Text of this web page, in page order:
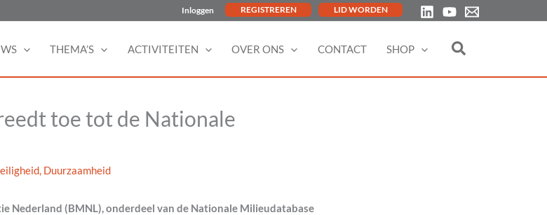
Inloggen REGISTREREN LID WORDEN
THEMA’S ACTIVITEITEN OVER ONS CONTACT SHOP
toe tot de Nationale
, Duurzaamheid
Nederland (BMNL), onderdeel van de Nationale Milieudatabase